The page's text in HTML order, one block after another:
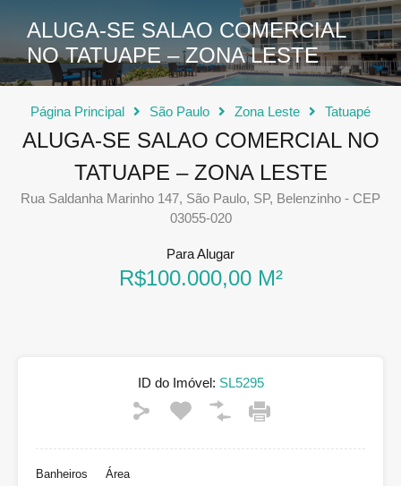
ALUGA-SE SALAO COMERCIAL
NO TATUAPE – ZONA LESTE
Página Principal São Paulo Zona Leste Tatuapé
ALUGA-SE SALAO COMERCIAL NO
TATUAPE – ZONA LESTE
Rua Saldanha Marinho 147, São Paulo, SP, Belenzinho - CEP
03055-020
Para Alugar
R$100.000,00 M²
ID do Imóvel: SL5295
Banheiros Área